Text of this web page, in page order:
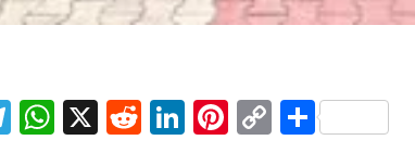
Telegram
WhatsApp
X RedditLinkedIn
Pinterest
CopyShare